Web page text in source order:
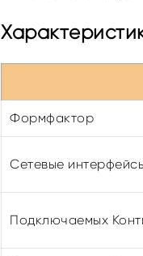
Формфактор
Сетевые
Подключаемых